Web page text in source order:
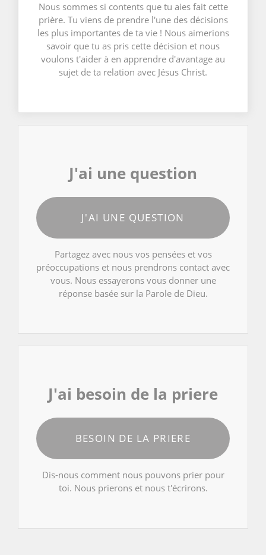
Nous sommes si contents que tu aies fait cette
prière. Tu viens de prendre l'une des décisions
les plus importantes de ta vie ! Nous aimerions
savoir que tu as pris cette décision et nous
voulons t'aider à en apprendre d'avantage au
sujet de ta relation avec Jésus Christ.
J'ai une question
J'AI UNE QUESTION
Partagez avec nous vos pensées et vos
préoccupations et nous prendrons contact avec
vous. Nous essayerons vous donner une
réponse basée sur la Parole de Dieu.
J'ai besoin de la priere
BESOIN DE LA PRIERE
Dis-nous comment nous pouvons prier pour
toi. Nous prierons et nous t'écrirons.